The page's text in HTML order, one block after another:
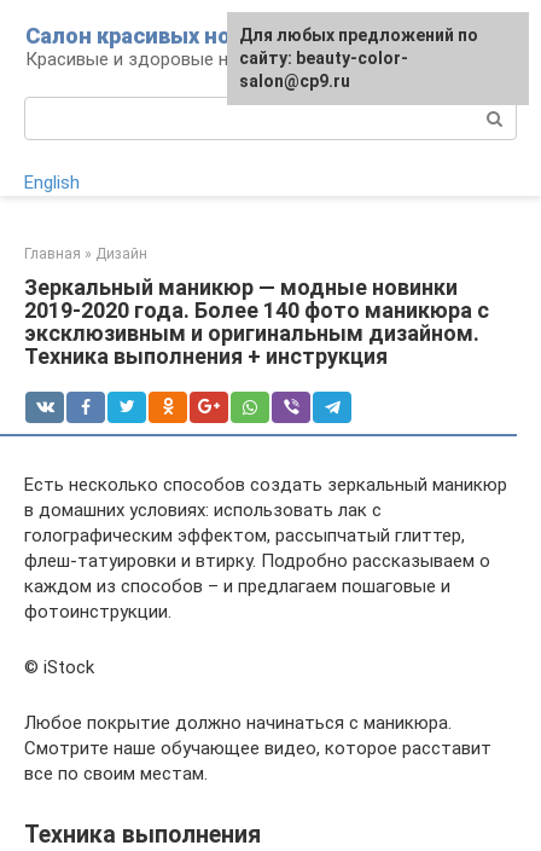
контенту
Салон красивых ногтей
Красивые и здоровые ногти: уход и декор
English
Главная » Дизайн
Зеркальный маникюр — модные новинки
2019-2020 года. Более 140 фото маникюра с
эксклюзивным и оригинальным дизайном.
Техника выполнения + инструкция
Есть несколько способов создать зеркальный маникюр
в домашних условиях: использовать лак с
голографическим эффектом, рассыпчатый глиттер,
флеш-татуировки и втирку. Подробно рассказываем о
каждом из способов – и предлагаем пошаговые и
фотоинструкции.
© iStock
Любое покрытие должно начинаться с маникюра.
Смотрите наше обучающее видео, которое расставит
все по своим местам.
Техника выполнения
Для любых предложений по
сайту: beauty-color-
salon@cp9.ru